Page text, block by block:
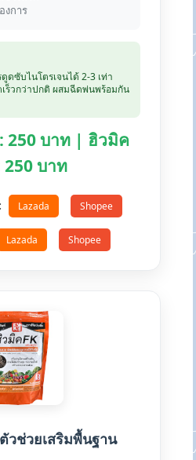
งการ
ดซับไนโตรเจนได้ 2-3 เท่า
เร็วกว่าปกติ ผสมฉีดพ่นพร้อมกัน
250 บาท | ฮิวมิค
250 บาท
Lazada Shopee
Lazada Shopee
วช่วยเสริมพื้นฐาน